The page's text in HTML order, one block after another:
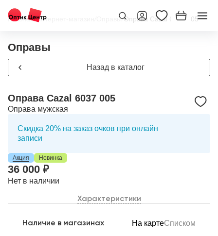
Главная/Интернет-магазин Оправы/Оправа Cazal 6037 005
Оправы
Назад в каталог
Оправа Cazal 6037 005
Оправа мужская
Скидка 20% на заказ очков при онлайн
записи
Акция Новинка
36 000 ₽
Нет в наличии
Характеристики
Наличие в магазинах На картеСписком